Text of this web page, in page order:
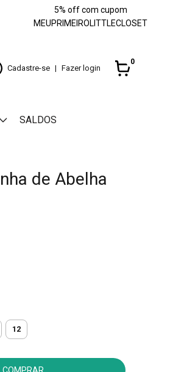
5% off com cupom
MEUPRIMEIROLITTLECLOSET
Cadastre-se | Fazer login
0
SALDOS
de Abelha
12